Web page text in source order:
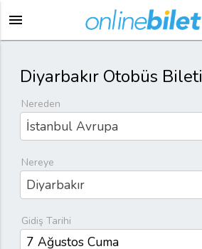
menu
Diyarbakır Otobüs Bileti
Nereden
İstanbul Avrupa
Nereye
Diyarbakır
Gidiş Tarihi